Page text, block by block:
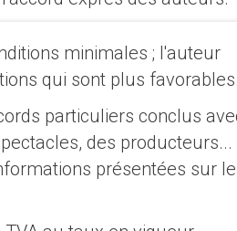
minimales ; l'auteur
qui sont plus
particuliers conclus
des producteurs...
présentées sur le